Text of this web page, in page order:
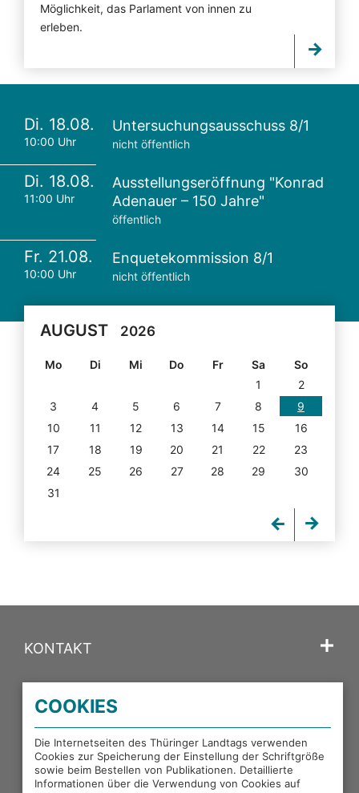
Möglichkeit, das Parlament von innen zu
erleben.
Di. 18.08.
10:00 Uhr
Untersuchungsausschuss 8/1
nicht öffentlich
Di. 18.08.
11:00 Uhr
Ausstellungseröffnung "Konrad
Adenauer – 150 Jahre"
öffentlich
Fr. 21.08.
10:00 Uhr
Enquetekommission 8/1
nicht öffentlich
AUGUST 2026
Mo Di Mi Do Fr Sa
So
1
2
3
4 5 6 7 8
9
10
11 12 13 14 15
16
17
18 19 20 21 22
23
24
25 26 27 28 29
30
31
KONTAKT
PORTALE DES THÜRINGER LANDTAGS
EXTERNE LINKS
COOKIES
Die Internetseiten des Thüringer Landtags verwenden
Cookies zur Speicherung der Einstellung der Schriftgröße
sowie beim Bestellen von Publikationen. Detaillierte
Informationen über die Verwendung von Cookies auf